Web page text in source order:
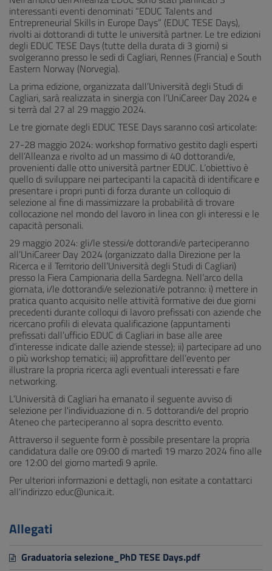
interessanti eventi denominati “EDUC Talents and
Entrepreneurial Skills in Europe Days” (EDUC TESE Days),
rivolti ai dottorandi di tutte le università partner. Le tre edizioni
degli EDUC TESE Days (tutte della durata di 3 giorni) si
svolgeranno presso le sedi di Cagliari, Rennes (Francia) e South
Eastern Norway (Norvegia).
La prima edizione, organizzata dall’Università degli Studi di
Cagliari, sarà realizzata in sinergia con l’UniCareer Day 2024 e
si terrà dal 27 al 29 maggio 2024.
Le tre giornate degli EDUC TESE Days saranno così articolate:
27-28 maggio 2024: workshop formativo gestito dagli esperti
dell’Alleanza e rivolto ad un massimo di 40 dottorandi/e,
provenienti dalle otto università partner EDUC. L’obiettivo è
quello di sviluppare nei partecipanti la capacità di identificare e
presentare i propri punti di forza durante un colloquio di
selezione al fine di massimizzare la probabilità di trovare
collocazione nel mondo del lavoro in linea con gli interessi e le
capacità personali.
29 maggio 2024: gli/le stessi/e dottorandi/e parteciperanno
all’UniCareer Day 2024 (organizzato dalla Direzione per la
Ricerca e il Territorio dell’Università degli Studi di Cagliari)
presso la Fiera Campionaria della Sardegna. Nell’arco della
giornata, i/le dottorandi/e selezionati/e potranno: i) mettere in
pratica quanto acquisito nelle attività formative dei due giorni
precedenti durante colloqui di lavoro prefissati con aziende che
ricercano profili di elevata qualificazione (appuntamenti
prefissati dall’ufficio EDUC di Cagliari in base alle aree
d’interesse indicate dalle aziende stesse); ii) partecipare ad uno
o più workshop tematici; iii) approfittare dell’evento per
illustrare la propria ricerca agli eventuali interessati e fare
networking.
L’Università di Cagliari ha emanato il seguente avviso di
selezione per l'individuazione di n. 5 dottorandi/e del proprio
Ateneo che parteciperanno al sopra descritto evento.
Attraverso il seguente form è possibile presentare la propria
candidatura dalle ore 09:00 di martedì 19 marzo 2024 fino alle
ore 12:00 del giorno martedì 9 aprile.
Per ulteriori informazioni e dettagli, non esitate a contattarci
all'indirizzo educ@unica.it.
Allegati
Graduatoria selezione_PhD TESE Days.pdf